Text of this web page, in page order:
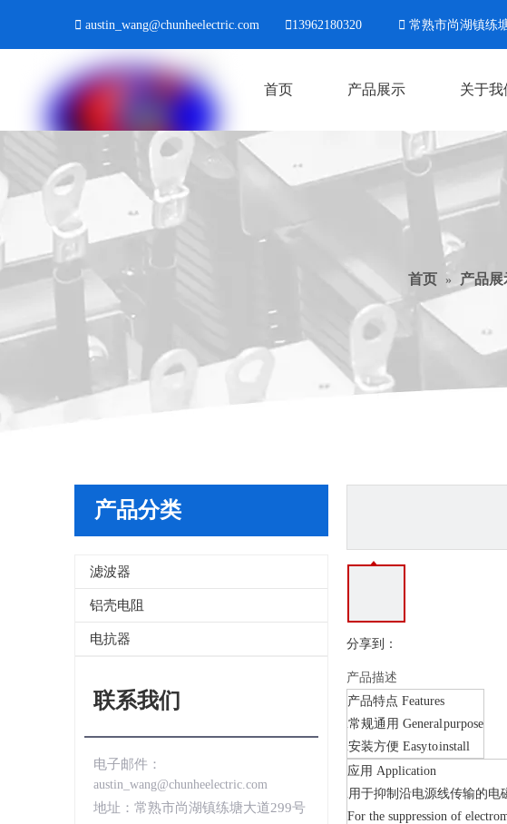
 austin_wang@chunheelectric.com 13962180320  常熟市尚湖镇练
首页 产品展示 关于我
首页 » 产品展
产品分类
滤波器
铝壳电阻
电抗器
联系我们
电子邮件：
austin_wang@chunheelectric.com
地址：常熟市尚湖镇练塘大道299号
分享到：
产品描述
产品特点 Features
常规通⽤ Generalpurpose
安装⽅便 Easytoinstall
应⽤ Application
⽤于抑制沿电源线传输的电
For the suppression of